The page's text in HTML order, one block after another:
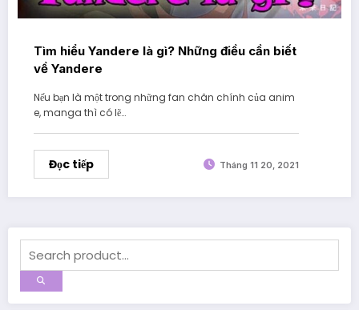
Tìm hiểu Yandere là gì? Những điều cần biết
về Yandere
Nếu bạn là một trong những fan chân chính của anim
e, manga thì có lẽ…
Đọc tiếp Tháng 11 20, 2021